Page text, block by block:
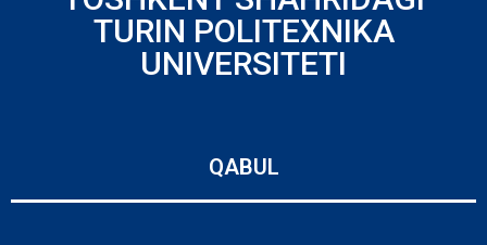
TURIN POLITEXNIKA
UNIVERSITETI
QABUL